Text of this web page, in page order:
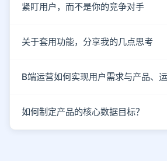
紧盯用户，而不是你的竞争对手
关于套用功能，分享我的几点思考
B端运营如何实现用户需求与产品、
如何制定产品的核心数据目标？